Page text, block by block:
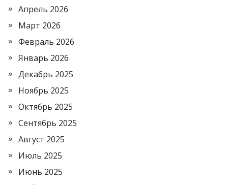
Апрель 2026
Март 2026
Февраль 2026
Январь 2026
Декабрь 2025
Ноябрь 2025
Октябрь 2025
Сентябрь 2025
Август 2025
Июль 2025
Июнь 2025